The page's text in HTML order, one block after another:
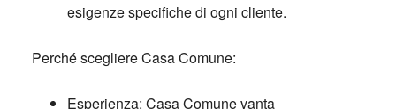
esigenze specifiche di ogni cliente.
Perché scegliere Casa Comune:
Esperienza: Casa Comune vanta